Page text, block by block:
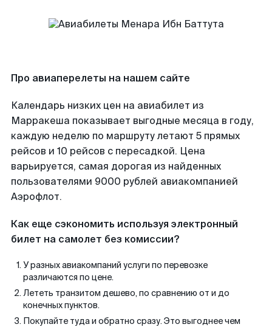
Про авиаперелеты на нашем сайте
Календарь низких цен на авиабилет из
Марракеша показывает выгодные месяца в году,
каждую неделю по маршруту летают 5 прямых
рейсов и 10 рейсов с пересадкой. Цена
варьируется, самая дорогая из найденных
пользователями 9000 рублей авиакомпанией
Аэрофлот.
Как еще сэкономить используя электронный
билет на самолет без комиссии?
У разных авиакомпаний услуги по перевозке
различаются по цене.
Лететь транзитом дешево, по сравнению от и до
конечных пунктов.
Покупайте туда и обратно сразу. Это выгоднее чем